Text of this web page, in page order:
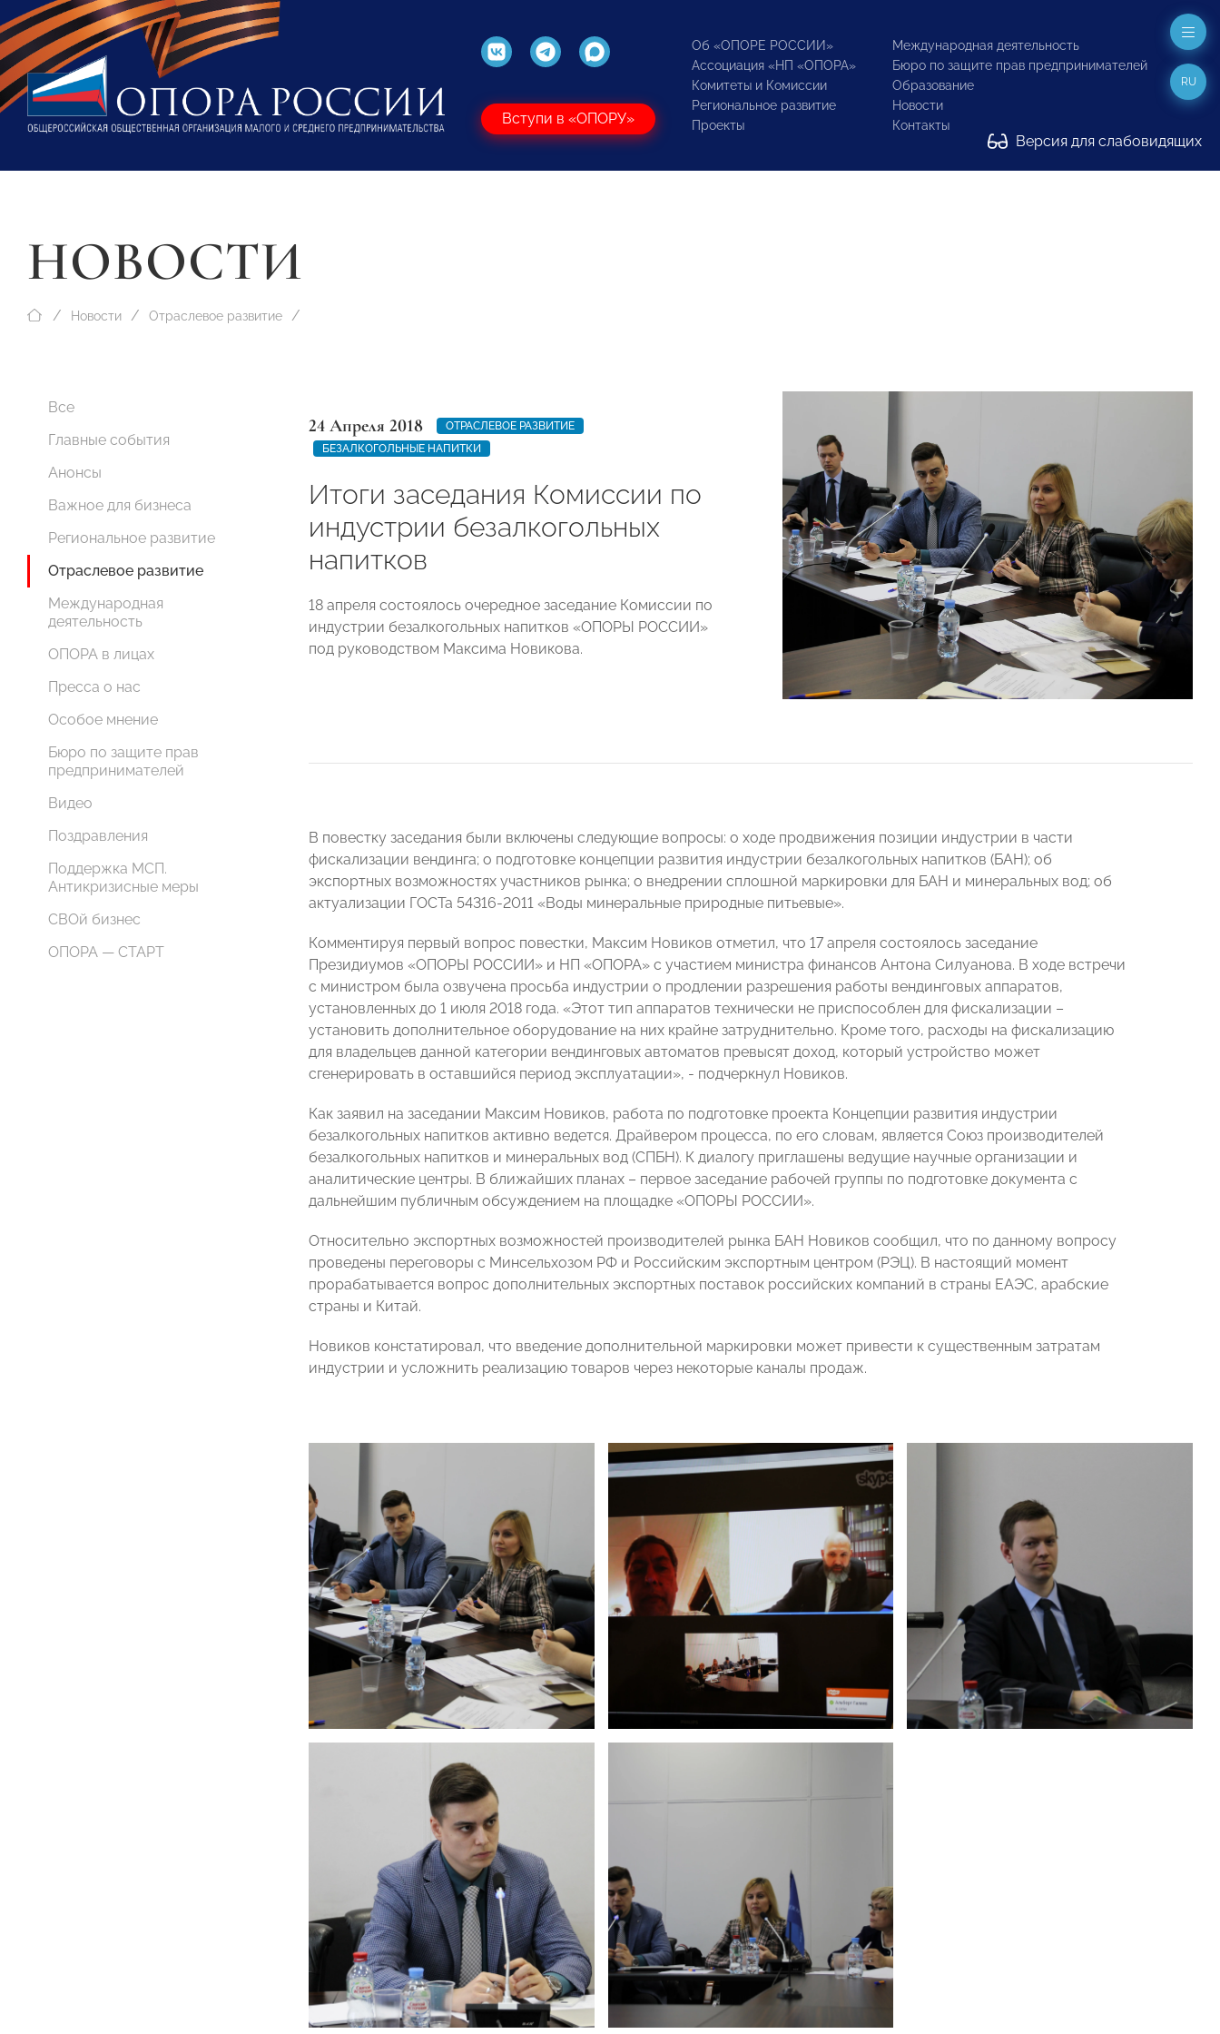
Вступи в «ОПОРУ»
Об «ОПОРЕ РОССИИ»
Ассоциация «НП «ОПОРА»
Комитеты и Комиссии
Региональное развитие
Проекты
Международная деятельность
Бюро по защите прав предпринимателей
Образование
Новости
Контакты
Версия для слабовидящих
RU
НОВОСТИ
Новости Отраслевое развитие
Все
Главные события
Анонсы
Важное для бизнеса
Региональное развитие
Отраслевое развитие
Международная
деятельность
ОПОРА в лицах
Пресса о нас
Особое мнение
Бюро по защите прав
предпринимателей
Видео
Поздравления
Поддержка МСП.
Антикризисные меры
СВОй бизнес
ОПОРА — СТАРТ
24 Апреля 2018
ОТРАСЛЕВОЕ РАЗВИТИЕ
БЕЗАЛКОГОЛЬНЫЕ НАПИТКИ
Итоги заседания Комиссии по
индустрии безалкогольных
напитков
18 апреля состоялось очередное заседание Комиссии по
индустрии безалкогольных напитков «ОПОРЫ РОССИИ»
под руководством Максима Новикова.
В повестку заседания были включены следующие вопросы: о ходе продвижения позиции индустрии в части
фискализации вендинга; о подготовке концепции развития индустрии безалкогольных напитков (БАН); об
экспортных возможностях участников рынка; о внедрении сплошной маркировки для БАН и минеральных вод; об
актуализации ГОСТа 54316-2011 «Воды минеральные природные питьевые».
Комментируя первый вопрос повестки, Максим Новиков отметил, что 17 апреля состоялось заседание
Президиумов «ОПОРЫ РОССИИ» и НП «ОПОРА» с участием министра финансов Антона Силуанова. В ходе встречи
с министром была озвучена просьба индустрии о продлении разрешения работы вендинговых аппаратов,
установленных до 1 июля 2018 года. «Этот тип аппаратов технически не приспособлен для фискализации –
установить дополнительное оборудование на них крайне затруднительно. Кроме того, расходы на фискализацию
для владельцев данной категории вендинговых автоматов превысят доход, который устройство может
сгенерировать в оставшийся период эксплуатации», - подчеркнул Новиков.
Как заявил на заседании Максим Новиков, работа по подготовке проекта Концепции развития индустрии
безалкогольных напитков активно ведется. Драйвером процесса, по его словам, является Союз производителей
безалкогольных напитков и минеральных вод (СПБН). К диалогу приглашены ведущие научные организации и
аналитические центры. В ближайших планах – первое заседание рабочей группы по подготовке документа с
дальнейшим публичным обсуждением на площадке «ОПОРЫ РОССИИ».
Относительно экспортных возможностей производителей рынка БАН Новиков сообщил, что по данному вопросу
проведены переговоры с Минсельхозом РФ и Российским экспортным центром (РЭЦ). В настоящий момент
прорабатывается вопрос дополнительных экспортных поставок российских компаний в страны ЕАЭС, арабские
страны и Китай.
Новиков констатировал, что введение дополнительной маркировки может привести к существенным затратам
индустрии и усложнить реализацию товаров через некоторые каналы продаж.